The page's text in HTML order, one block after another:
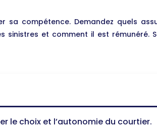
compétence. Demandez quels
et comment il est rémunéré.
le choix et l’autonomie du courtier.